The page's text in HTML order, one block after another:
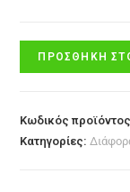
ΠΡΟΣΘΉΚΗ
Κωδικός
Κατηγορίες: